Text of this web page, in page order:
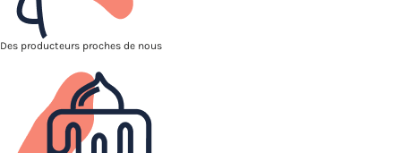
Des producteurs proches de nous